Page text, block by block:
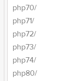
php70/
php71/
php72/
php73/
php74/
php80/